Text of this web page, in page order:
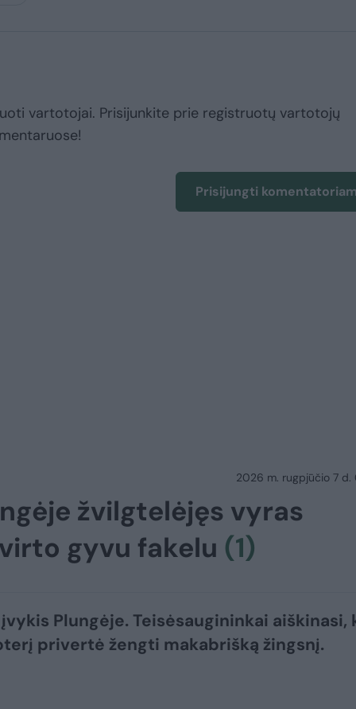
vartotojai. Prisijunkite prie registruotų vartotojų
Prisijungti
2026 m. rugpjūčio 7 d.
žvilgtelėjęs vyras
gyvu fakelu (1)
Plungėje. Teisėsaugininkai aiškinasi,
privertė žengti makabrišką žingsnį.